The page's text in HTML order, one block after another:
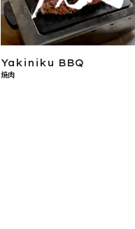
Yakiniku BBQ
焼肉